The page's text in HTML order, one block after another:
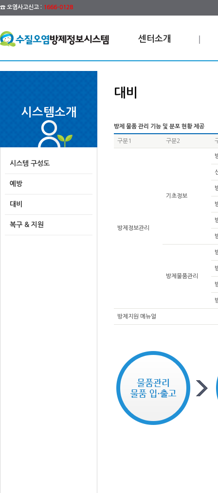
☎ 오염사고신고 : 1666-0128
센터소개
시스템소개
시스템 구성도
예방
대비
복구 & 지원
대비
방제 물품 관리 기능 및 분포 현황 제공
구분1 구분2
방제정보관리
기초정보
방제물품관리
방제지원 메뉴얼